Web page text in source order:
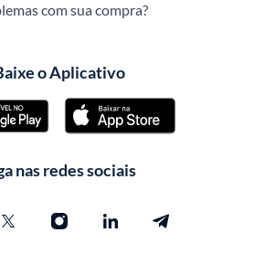
com sua compra?
o Aplicativo
nas redes sociais